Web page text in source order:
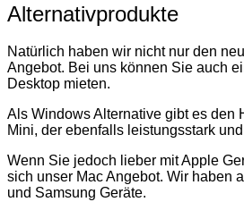
Alternativprodukte
Natürlich haben wir nicht nur den
Angebot. Bei uns können Sie auch
Desktop mieten.
Als Windows Alternative gibt es den
Mini, der ebenfalls leistungsstark
Wenn Sie jedoch lieber mit Apple
sich unser Mac Angebot. Wir haben
und Samsung Geräte.